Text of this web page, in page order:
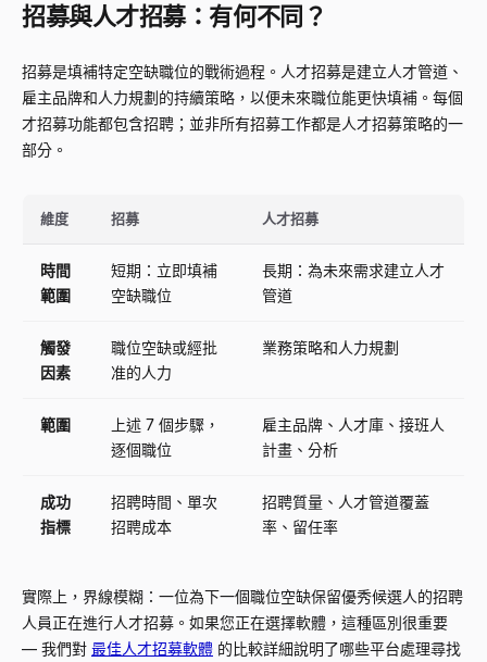
招募與人才招募：有何不同？
招募是填補特定空缺職位的戰術過程。人才招募是建立人才管道、
雇主品牌和人力規劃的持續策略，以便未來職位能更快填補。每個
才招募功能都包含招聘；並非所有招募工作都是人才招募策略的一
部分。
維度 招募 人才招募
時間
範圍
短期：立即填補
空缺職位
長期：為未來需求建立人才
管道
觸發
因素
職位空缺或經批
准的人力
業務策略和人力規劃
範圍
上述 7 個步驟，
逐個職位
雇主品牌、人才庫、接班人
計畫、分析
成功
指標
招聘時間、單次
招聘成本
招聘質量、人才管道覆蓋
率、留任率
實際上，界線模糊：一位為下一個職位空缺保留優秀候選人的招聘
人員正在進行人才招募。如果您正在選擇軟體，這種區別很重要
— 我們對 最佳人才招募軟體 的比較詳細說明了哪些平台處理尋找